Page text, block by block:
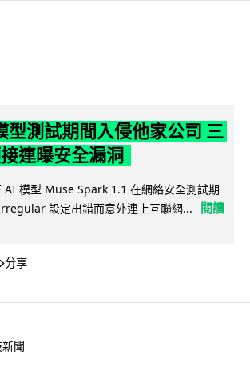
型測試期間入侵他家公司 三
連曝安全漏洞
AI 模型 Muse Spark 1.1 在網絡安全測試期
設定出錯而意外連上互聯網...
閱讀
分享
聞